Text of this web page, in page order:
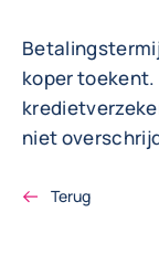
koper toekent.
niet
Terug